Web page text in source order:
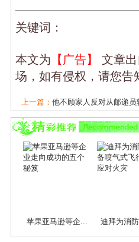
关键词：
本文为 【广告】
文章
场，如有侵权，请您告
上一篇： 他不顾家人反对从邮递员
下一篇：阔别66年后，重庆古稀
苹果亚马逊等企... 迪拜为消防